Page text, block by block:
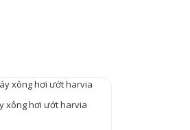
đánh giá cao bởi chất lượng và những tính
xông hơi ướt harvia